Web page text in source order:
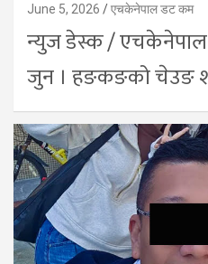
June 5, 2026 एचकेनेपाल डट कम
न्युज डेस्क /
जुन । हङकङको चेउङ